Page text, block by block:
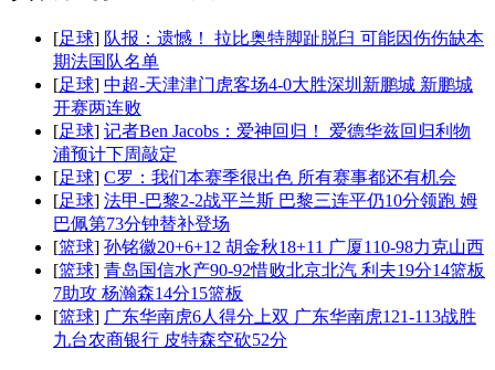
[足球] 队报：遗憾！ 拉比奥特脚趾脱臼 可能因伤伤缺本
期法国队名单
[足球] 中超-天津津门虎客场4-0大胜深圳新鹏城 新鹏城
开赛两连败
[足球] 记者Ben Jacobs：爱神回归！ 爱德华兹回归利物
浦预计下周敲定
[足球] C罗：我们本赛季很出色 所有赛事都还有机会
[足球] 法甲-巴黎2-2战平兰斯 巴黎三连平仍10分领跑 姆
巴佩第73分钟替补登场
[篮球] 孙铭徽20+6+12 胡金秋18+11 广厦110-98力克山西
[篮球] 青岛国信水产90-92惜败北京北汽 利夫19分14篮板
7助攻 杨瀚森14分15篮板
[篮球] 广东华南虎6人得分上双 广东华南虎121-113战胜
九台农商银行 皮特森空砍52分